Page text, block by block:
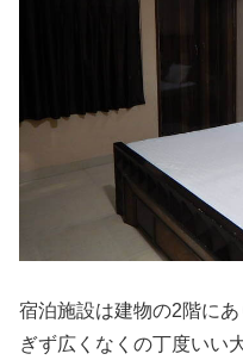
宿泊施設は建物の2階に
ぎず広くなくの丁度いい